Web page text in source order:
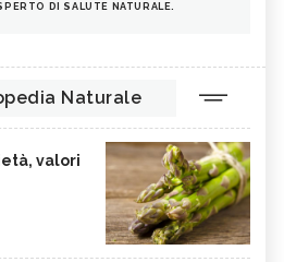
DI SALUTE NATURALE.
Naturale
valori